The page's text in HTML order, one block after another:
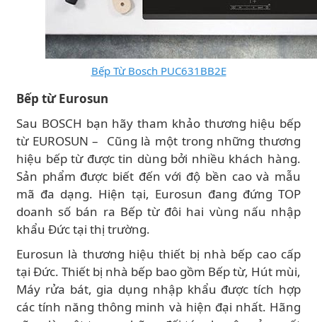
Bếp Từ Bosch PUC631BB2E
Bếp từ Eurosun
Sau BOSCH bạn hãy tham khảo thương hiệu bếp
từ EUROSUN – Cũng là một trong những thương
hiệu bếp từ được tin dùng bởi nhiều khách hàng.
Sản phẩm được biết đến với độ bền cao và mẫu
mã đa dạng. Hiện tại, Eurosun đang đứng TOP
doanh số bán ra Bếp từ đôi hai vùng nấu nhập
khẩu Đức tại thị trường.
Eurosun là thương hiệu thiết bị nhà bếp cao cấp
tại Đức. Thiết bị nhà bếp bao gồm Bếp từ, Hút mùi,
Máy rửa bát, gia dụng nhập khẩu được tích hợp
các tính năng thông minh và hiện đại nhất. Hãng